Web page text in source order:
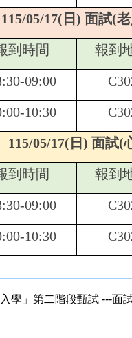
115/05/17( 日) 面試(
到時間 報到
09:00
10:30
115/05/17( 日) 面試(
到時間 報到
09:00
10:30
學」第二階段甄試 ---面